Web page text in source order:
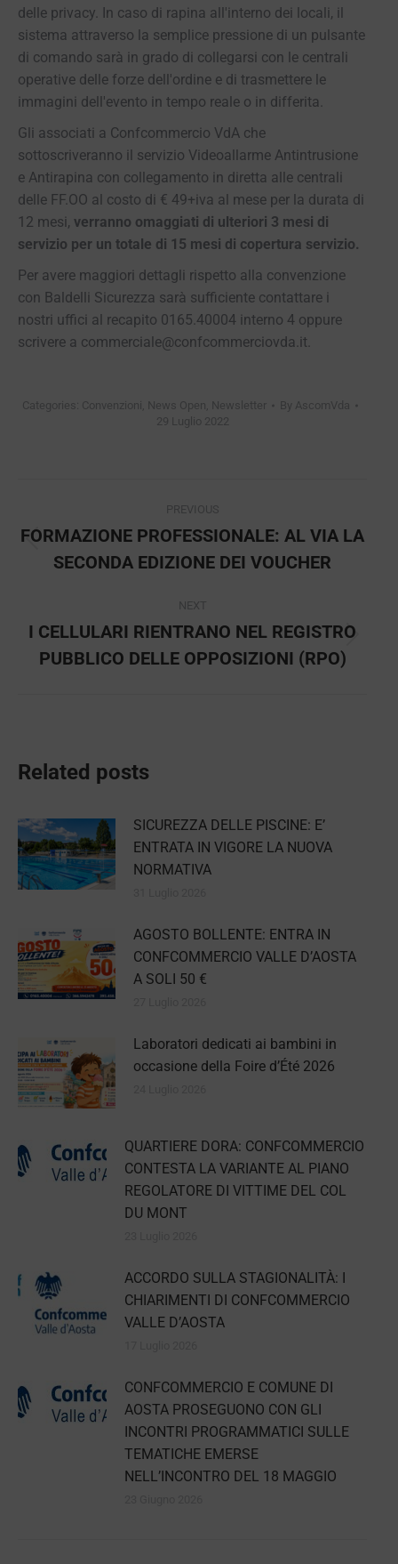
delle privacy. In caso di rapina all'interno dei locali, il
sistema attraverso la semplice pressione di un pulsante
di comando sarà in grado di collegarsi con le centrali
operative delle forze dell'ordine e di trasmettere le
immagini dell'evento in tempo reale o in differita.
Gli associati a Confcommercio VdA che
sottoscriveranno il servizio Videoallarme Antintrusione
e Antirapina con collegamento in diretta alle centrali
delle FF.OO al costo di € 49+iva al mese per la durata di
12 mesi, verranno omaggiati di ulteriori 3 mesi di
servizio per un totale di 15 mesi di copertura servizio.
Per avere maggiori dettagli rispetto alla convenzione
con Baldelli Sicurezza sarà sufficiente contattare i
nostri uffici al recapito 0165.40004 interno 4 oppure
scrivere a commerciale@confcommerciovda.it.
Categories: Convenzioni News Open Newsletter By AscomVda
29 Luglio 2022
navigation
PREVIOUS
post:
FORMAZIONE PROFESSIONALE: AL VIA LA
SECONDA EDIZIONE DEI VOUCHER
NEXT
post:
I CELLULARI RIENTRANO NEL REGISTRO
PUBBLICO DELLE OPPOSIZIONI (RPO)
Related posts
SICUREZZA DELLE PISCINE: E’
ENTRATA IN VIGORE LA NUOVA
NORMATIVA
AGOSTO BOLLENTE: ENTRA IN
CONFCOMMERCIO VALLE D’AOSTA
A SOLI 50 €
Laboratori dedicati ai bambini in
occasione della Foire d’Été 2026
QUARTIERE DORA: CONFCOMMERCIO
CONTESTA LA VARIANTE AL PIANO
REGOLATORE DI VITTIME DEL COL
DU MONT
ACCORDO SULLA STAGIONALITÀ: I
CHIARIMENTI DI CONFCOMMERCIO
VALLE D’AOSTA
CONFCOMMERCIO E COMUNE DI
AOSTA PROSEGUONO CON GLI
INCONTRI PROGRAMMATICI SULLE
TEMATICHE EMERSE
NELL’INCONTRO DEL 18 MAGGIO